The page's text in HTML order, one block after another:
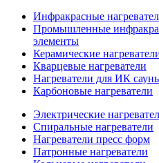
Инфракрасные
Промышленные
элементы
Керамические
Кварцевые нагреватели
Нагреватели для ИК
Карбоновые нагреватели
Электрические
Спиральные нагреватели
Нагреватели пресс форм
Патронные нагреватели